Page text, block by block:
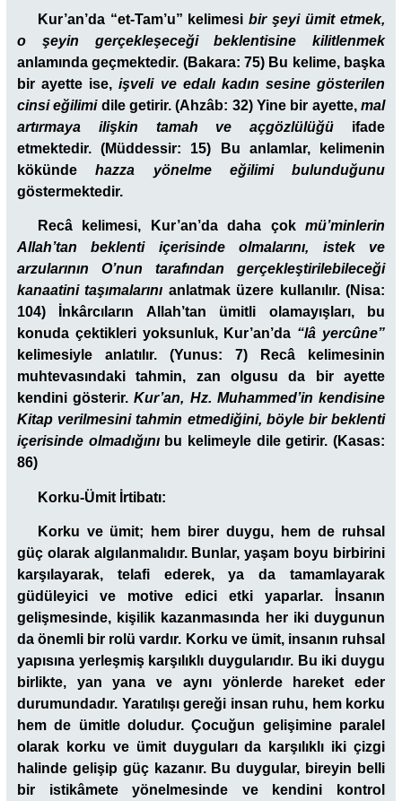
Kur’an’da “et-Tam’u” kelimesibir şeyi ümit etmek,
o şeyin gerçekleşeceği beklentisine kilitlenmek
anlamında geçmektedir. (Bakara: 75) Bu kelime, başka
bir ayette ise,işveli ve edalı kadın sesine gösterilen
cinsi eğilimidile getirir. (Ahzâb: 32) Yine bir ayette,mal
artırmaya ilişkin tamah ve açgözlülüğü ifade
etmektedir. (Müddessir: 15) Bu anlamlar, kelimenin
kökündehazza yönelme eğilimi bulunduğunu
göstermektedir.
Recâ kelimesi, Kur’an’da daha çok mü’minlerin
Allah’tan beklenti içerisinde olmalarını, istek ve
arzularının O’nun tarafından gerçekleştirilebileceği
kanaatini taşımalarını anlatmak üzere kullanılır. (Nisa:
104) İnkârcıların Allah’tan ümitli olamayışları, bu
konuda çektikleri yoksunluk, Kur’an’da “lâ yercûne”
kelimesiyle anlatılır. (Yunus: 7) Recâ kelimesinin
muhtevasındaki tahmin, zan olgusu da bir ayette
kendini gösterir.Kur’an, Hz. Muhammed’in kendisine
Kitap verilmesini tahmin etmediğini, böyle bir beklenti
içerisinde olmadığınıbu kelimeyle dile getirir. (Kasas:
86)
Korku-Ümit İrtibatı:
Korku ve ümit; hem birer duygu, hem de ruhsal
güç olarak algılanmalıdır. Bunlar, yaşam boyu birbirini
karşılayarak, telafi ederek, ya da tamamlayarak
güdüleyici ve motive edici etki yaparlar. İnsanın
gelişmesinde, kişilik kazanmasında her iki duygunun
da önemli bir rolü vardır. Korku ve ümit, insanın ruhsal
yapısına yerleşmiş karşılıklı duygularıdır. Bu iki duygu
birlikte, yan yana ve aynı yönlerde hareket eder
durumundadır. Yaratılışı gereği insan ruhu, hem korku
hem de ümitle doludur. Çocuğun gelişimine paralel
olarak korku ve ümit duyguları da karşılıklı iki çizgi
halinde gelişip güç kazanır. Bu duygular, bireyin belli
bir istikâmete yönelmesinde ve kendini kontrol